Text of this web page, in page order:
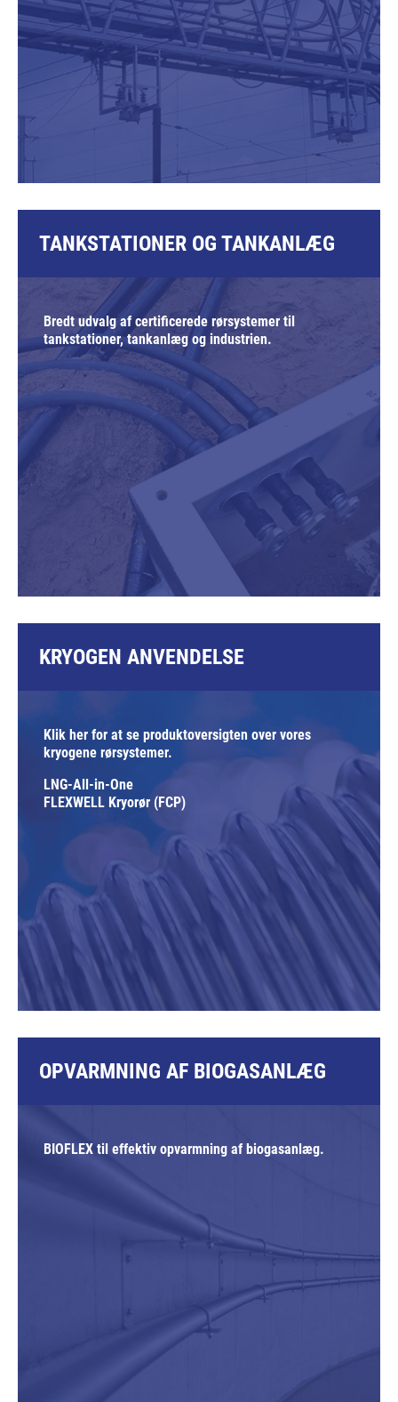
TANKSTATIONER OG TANKANLÆG
Bredt udvalg af certificerede rørsystemer til
tankstationer, tankanlæg og industrien.
KRYOGEN ANVENDELSE
Klik her for at se produktoversigten over vores
kryogene rørsystemer.
LNG-All-in-One
FLEXWELL Kryorør (FCP)
OPVARMNING AF BIOGASANLÆG
BIOFLEX til effektiv opvarmning af biogasanlæg.